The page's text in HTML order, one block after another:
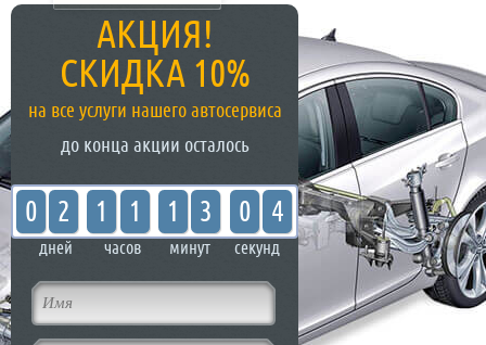
АКЦИЯ!
СКИДКА 10%
на все услуги нашего автосервиса
до конца акции осталось
0 2 1 1 1 3 0 4
дней часов минут секунд